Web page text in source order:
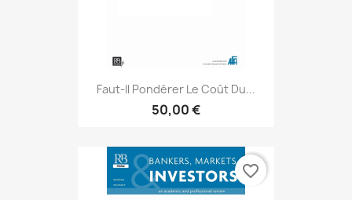
Faut-Il Pondérer Le Coût Du...
50,00 €
favorite_border